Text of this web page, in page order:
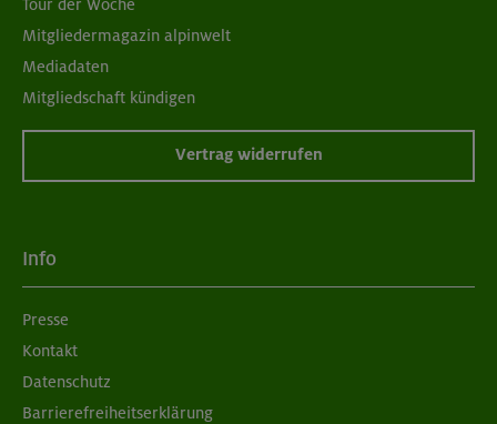
Mitgliedermagazin alpinwelt
Mediadaten
Mitgliedschaft kündigen
Vertrag widerrufen
Info
Presse
Kontakt
Datenschutz
Barrierefreiheitserklärung